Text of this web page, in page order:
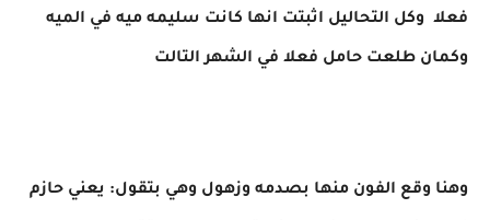
فعلا وكل التحاليل اثبتت انها كانت سليمه ميه في الميه
وكمان طلعت حامل فعلا في الشهر التالت
وهنا وقع الفون منها بصدمه وزهول وهي بتقول: يعني حازم